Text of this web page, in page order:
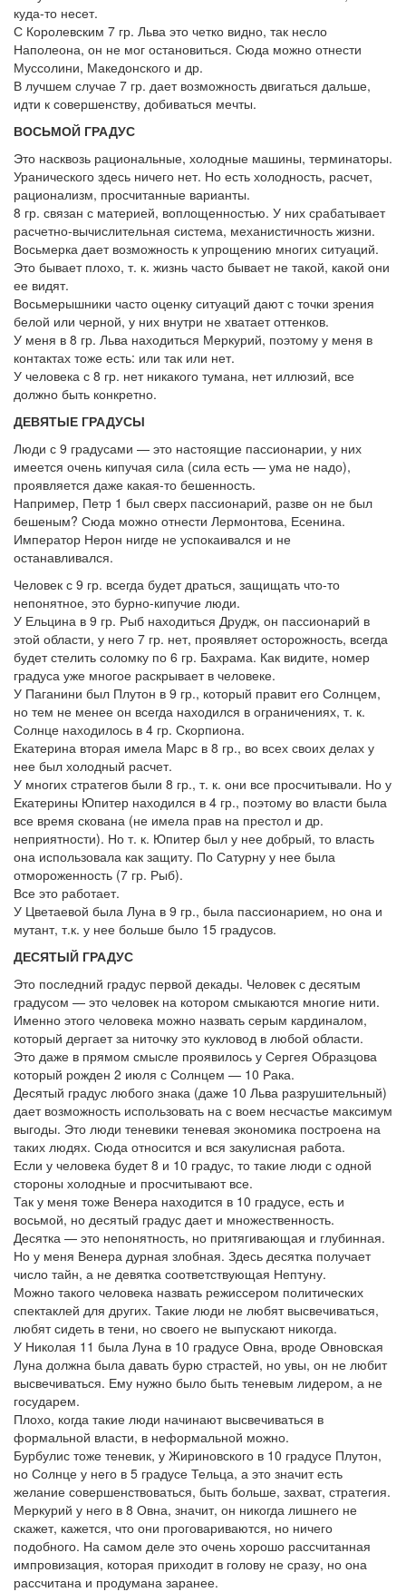
куда-то несет.
С Королевским 7 гр. Льва это четко видно, так несло
Наполеона, он не мог остановиться. Сюда можно отнести
Муссолини, Македонского и др.
В лучшем случае 7 гр. дает возможность двигаться дальше,
идти к совершенству, добиваться мечты.
ВОСЬМОЙ ГРАДУС
Это насквозь рациональные, холодные машины, терминаторы.
Уранического здесь ничего нет. Но есть холодность, расчет,
рационализм, просчитанные варианты.
8 гр. связан с материей, воплощенностью. У них срабатывает
расчетно-вычислительная система, механистичность жизни.
Восьмерка дает возможность к упрощению многих ситуаций.
Это бывает плохо, т. к. жизнь часто бывает не такой, какой они
ее видят.
Восьмерышники часто оценку ситуаций дают с точки зрения
белой или черной, у них внутри не хватает оттенков.
У меня в 8 гр. Льва находиться Меркурий, поэтому у меня в
контактах тоже есть: или так или нет.
У человека с 8 гр. нет никакого тумана, нет иллюзий, все
должно быть конкретно.
ДЕВЯТЫЕ ГРАДУСЫ
Люди с 9 градусами — это настоящие пассионарии, у них
имеется очень кипучая сила (сила есть — ума не надо),
проявляется даже какая-то бешенность.
Например, Петр 1 был сверх пассионарий, разве он не был
бешеным? Сюда можно отнести Лермонтова, Есенина.
Император Нерон нигде не успокаивался и не
останавливался.
Человек с 9 гр. всегда будет драться, защищать что-то
непонятное, это бурно-кипучие люди.
У Ельцина в 9 гр. Рыб находиться Друдж, он пассионарий в
этой области, у него 7 гр. нет, проявляет осторожность, всегда
будет стелить соломку по 6 гр. Бахрама. Как видите, номер
градуса уже многое раскрывает в человеке.
У Паганини был Плутон в 9 гр., который правит его Солнцем,
но тем не менее он всегда находился в ограничениях, т. к.
Солнце находилось в 4 гр. Скорпиона.
Екатерина вторая имела Марс в 8 гр., во всех своих делах у
нее был холодный расчет.
У многих стратегов были 8 гр., т. к. они все просчитывали. Но у
Екатерины Юпитер находился в 4 гр., поэтому во власти была
все время скована (не имела прав на престол и др.
неприятности). Но т. к. Юпитер был у нее добрый, то власть
она использовала как защиту. По Сатурну у нее была
отмороженность (7 гр. Рыб).
Все это работает.
У Цветаевой была Луна в 9 гр., была пассионарием, но она и
мутант, т.к. у нее больше было 15 градусов.
ДЕСЯТЫЙ ГРАДУС
Это последний градус первой декады. Человек с десятым
градусом — это человек на котором смыкаются многие нити.
Именно этого человека можно назвать серым кардиналом,
который дергает за ниточку это кукловод в любой области.
Это даже в прямом смысле проявилось у Сергея Образцова
который рожден 2 июля с Солнцем — 10 Рака.
Десятый градус любого знака (даже 10 Льва разрушительный)
дает возможность использовать на с воем несчастье максимум
выгоды. Это люди теневики теневая экономика построена на
таких людях. Сюда относится и вся закулисная работа.
Если у человека будет 8 и 10 градус, то такие люди с одной
стороны холодные и просчитывают все.
Так у меня тоже Венера находится в 10 градусе, есть и
восьмой, но десятый градус дает и множественность.
Десятка — это непонятность, но притягивающая и глубинная.
Но у меня Венера дурная злобная. Здесь десятка получает
число тайн, а не девятка соответствующая Нептуну.
Можно такого человека назвать режиссером политических
спектаклей для других. Такие люди не любят высвечиваться,
любят сидеть в тени, но своего не выпускают никогда.
У Николая 11 была Луна в 10 градусе Овна, вроде Овновская
Луна должна была давать бурю страстей, но увы, он не любит
высвечиваться. Ему нужно было быть теневым лидером, а не
государем.
Плохо, когда такие люди начинают высвечиваться в
формальной власти, в неформальной можно.
Бурбулис тоже теневик, у Жириновского в 10 градусе Плутон,
но Солнце у него в 5 градусе Тельца, а это значит есть
желание совершенствоваться, быть больше, захват, стратегия.
Меркурий у него в 8 Овна, значит, он никогда лишнего не
скажет, кажется, что они проговариваются, но ничего
подобного. На самом деле это очень хорошо рассчитанная
импровизация, которая приходит в голову не сразу, но она
рассчитана и продумана заранее.